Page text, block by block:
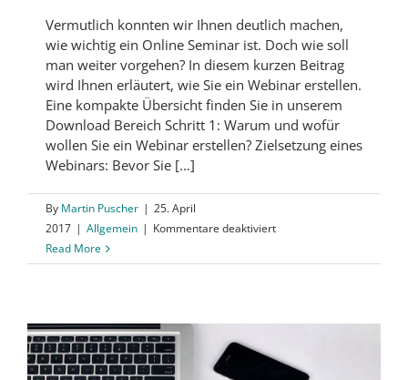
Vermutlich konnten wir Ihnen deutlich machen,
wie wichtig ein Online Seminar ist. Doch wie soll
man weiter vorgehen? In diesem kurzen Beitrag
wird Ihnen erläutert, wie Sie ein Webinar erstellen.
Eine kompakte Übersicht finden Sie in unserem
Download Bereich Schritt 1: Warum und wofür
wollen Sie ein Webinar erstellen? Zielsetzung eines
Webinars: Bevor Sie [...]
By Martin Puscher | 25. April
2017 | Allgemein | Kommentare deaktiviertfür
Wie
professionelles
erstellen
Read More